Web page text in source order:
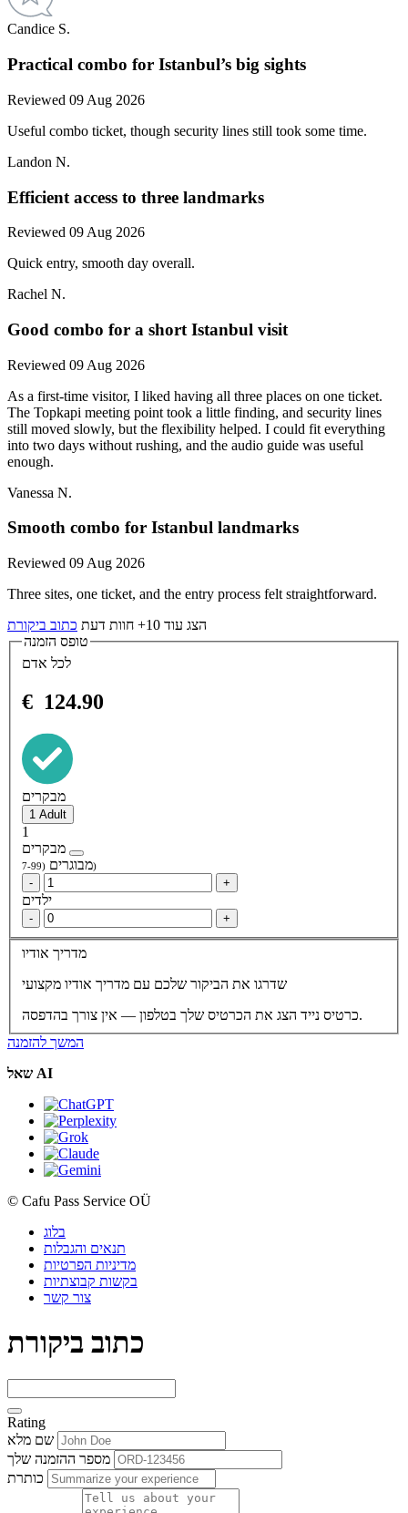
Candice S.
Practical combo for Istanbul’s big sights
Reviewed 09 Aug 2026
Useful combo ticket, though security lines still took some time.
Landon N.
Efficient access to three landmarks
Reviewed 09 Aug 2026
Quick entry, smooth day overall.
Rachel N.
Good combo for a short Istanbul visit
Reviewed 09 Aug 2026
As a first-time visitor, I liked having all three places on one ticket.
The Topkapi meeting point took a little finding, and security lines
still moved slowly, but the flexibility helped. I could fit everything
into two days without rushing, and the audio guide was useful
enough.
Vanessa N.
Smooth combo for Istanbul landmarks
Reviewed 09 Aug 2026
Three sites, one ticket, and the entry process felt straightforward.
הצג עוד 10+ חוות דעת
כתוב ביקורת
טופס הזמנה
לכל אדם
€ 124.90
מבקרים
1
מבוגרים(7-99)
- +
ילדים
- +
מדריך אודיו
שדרגו את הביקור שלכם עם מדריך אודיו מקצועי
כרטיס ניידהצג את הכרטיס שלך בטלפון — אין צורך בהדפסה.
המשך להזמנה
שאל AI
© Cafu Pass Service OÜ
בלוג
תנאים והגבלות
מדיניות הפרטיות
בקשות קבוצתיות
צור קשר
כתוב ביקורת
Rating
שם מלא
מספר ההזמנה שלך
כותרת